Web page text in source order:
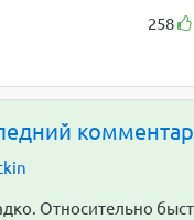
258
Относительно